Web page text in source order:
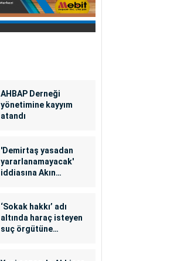
AHBAP Derneği
yönetimine kayyım
atandı
'Demirtaş yasadan
yararlanamayacak'
iddiasına Akın
‘Sokak hakkı’ adı
altında haraç isteyen
suç örgütüne